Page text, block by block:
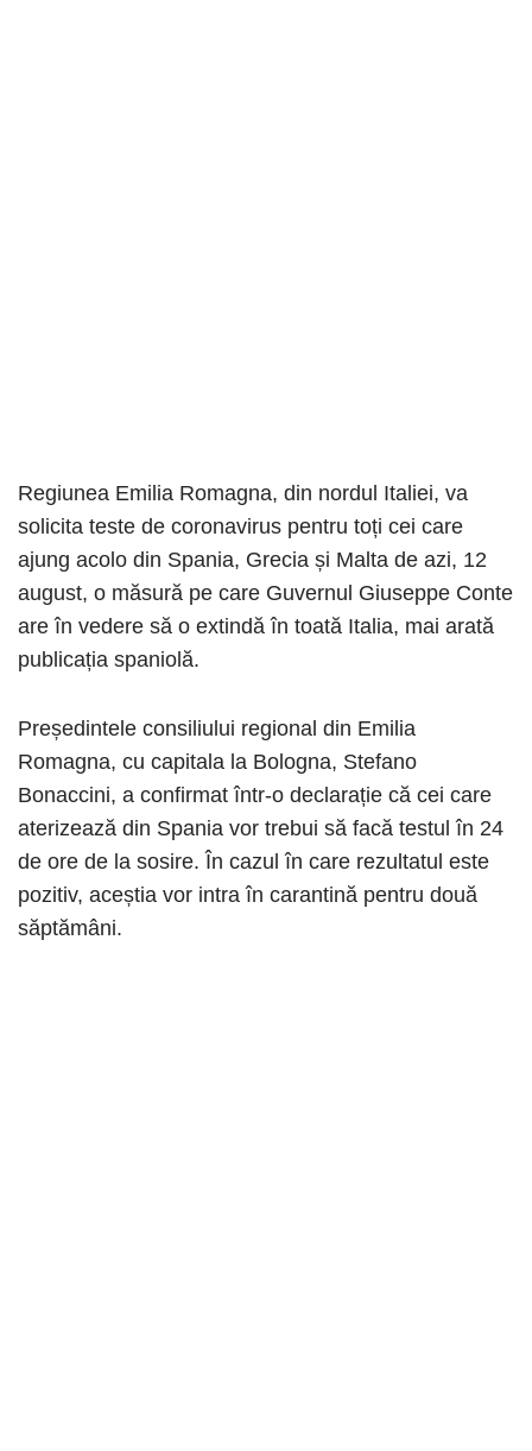
Regiunea Emilia Romagna, din nordul Italiei, va
solicita teste de coronavirus pentru toți cei care
ajung acolo din Spania, Grecia și Malta de azi, 12
august, o măsură pe care Guvernul Giuseppe Conte
are în vedere să o extindă în toată Italia, mai arată
publicația spaniolă.
Președintele consiliului regional din Emilia
Romagna, cu capitala la Bologna, Stefano
Bonaccini, a confirmat într-o declarație că cei care
aterizează din Spania vor trebui să facă testul în 24
de ore de la sosire. În cazul în care rezultatul este
pozitiv, aceștia vor intra în carantină pentru două
săptămâni.